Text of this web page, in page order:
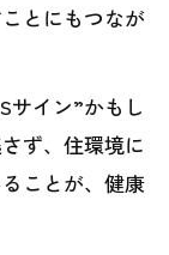
とにもつなが
サイン”かもし
ず、住環境に
ことが、健康